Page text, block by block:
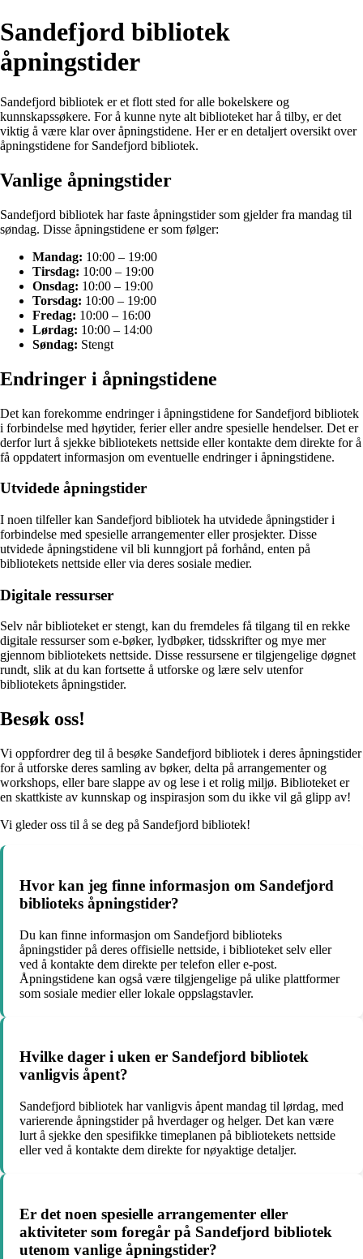
Sandefjord bibliotek
åpningstider
Sandefjord bibliotek er et flott sted for alle bokelskere og
kunnskapssøkere. For å kunne nyte alt biblioteket har å tilby, er det
viktig å være klar over åpningstidene. Her er en detaljert oversikt over
åpningstidene for Sandefjord bibliotek.
Vanlige åpningstider
Sandefjord bibliotek har faste åpningstider som gjelder fra mandag til
søndag. Disse åpningstidene er som følger:
Mandag: 10:00 – 19:00
Tirsdag: 10:00 – 19:00
Onsdag: 10:00 – 19:00
Torsdag: 10:00 – 19:00
Fredag: 10:00 – 16:00
Lørdag: 10:00 – 14:00
Søndag: Stengt
Endringer i åpningstidene
Det kan forekomme endringer i åpningstidene for Sandefjord bibliotek
i forbindelse med høytider, ferier eller andre spesielle hendelser. Det er
derfor lurt å sjekke bibliotekets nettside eller kontakte dem direkte for å
få oppdatert informasjon om eventuelle endringer i åpningstidene.
Utvidede åpningstider
I noen tilfeller kan Sandefjord bibliotek ha utvidede åpningstider i
forbindelse med spesielle arrangementer eller prosjekter. Disse
utvidede åpningstidene vil bli kunngjort på forhånd, enten på
bibliotekets nettside eller via deres sosiale medier.
Digitale ressurser
Selv når biblioteket er stengt, kan du fremdeles få tilgang til en rekke
digitale ressurser som e-bøker, lydbøker, tidsskrifter og mye mer
gjennom bibliotekets nettside. Disse ressursene er tilgjengelige døgnet
rundt, slik at du kan fortsette å utforske og lære selv utenfor
bibliotekets åpningstider.
Besøk oss!
Vi oppfordrer deg til å besøke Sandefjord bibliotek i deres åpningstider
for å utforske deres samling av bøker, delta på arrangementer og
workshops, eller bare slappe av og lese i et rolig miljø. Biblioteket er
en skattkiste av kunnskap og inspirasjon som du ikke vil gå glipp av!
Vi gleder oss til å se deg på Sandefjord bibliotek!
Hvor kan jeg finne informasjon om Sandefjord
biblioteks åpningstider?
Du kan finne informasjon om Sandefjord biblioteks
åpningstider på deres offisielle nettside, i biblioteket selv eller
ved å kontakte dem direkte per telefon eller e-post.
Åpningstidene kan også være tilgjengelige på ulike plattformer
som sosiale medier eller lokale oppslagstavler.
Hvilke dager i uken er Sandefjord bibliotek
vanligvis åpent?
Sandefjord bibliotek har vanligvis åpent mandag til lørdag, med
varierende åpningstider på hverdager og helger. Det kan være
lurt å sjekke den spesifikke timeplanen på bibliotekets nettside
eller ved å kontakte dem direkte for nøyaktige detaljer.
Er det noen spesielle arrangementer eller
aktiviteter som foregår på Sandefjord bibliotek
utenom vanlige åpningstider?